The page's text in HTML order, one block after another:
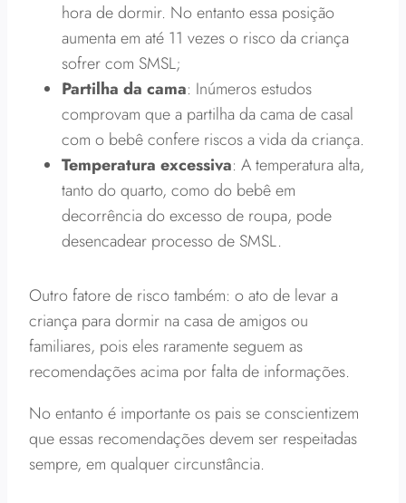
hora de dormir. No entanto essa posição
aumenta em até 11 vezes o risco da criança
sofrer com SMSL;
Partilha da cama: Inúmeros estudos
comprovam que a partilha da cama de casal
com o bebê confere riscos a vida da criança.
Temperatura excessiva: A temperatura alta,
tanto do quarto, como do bebê em
decorrência do excesso de roupa, pode
desencadear processo de SMSL.
Outro fatore de risco também: o ato de levar a
criança para dormir na casa de amigos ou
familiares, pois eles raramente seguem as
recomendações acima por falta de informações.
No entanto é importante os pais se conscientizem
que essas recomendações devem ser respeitadas
sempre, em qualquer circunstância.